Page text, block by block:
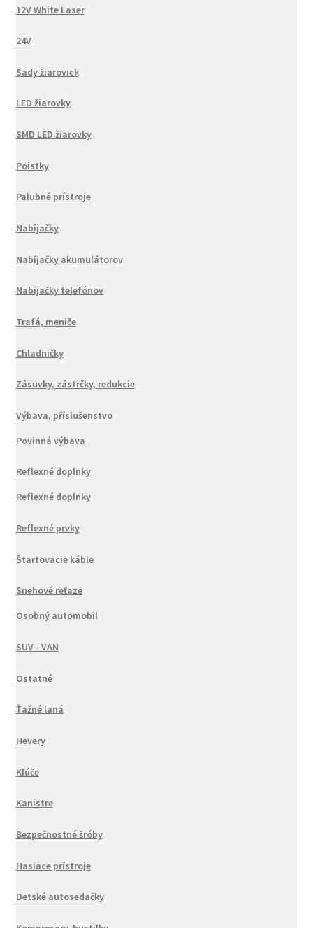
12V White Laser
24V
Sady žiaroviek
LED žiarovky
SMD LED žiarovky
Poistky
Palubné prístroje
Nabíjačky
Nabíjačky akumulátorov
Nabíjačky telefónov
Trafá, meniče
Chladničky
Zásuvky, zástrčky, redukcie
Výbava, příslušenstvo
Povinná výbava
Reflexné doplnky
Reflexné doplnky
Reflexné prvky
Štartovacie káble
Snehové reťaze
Osobný automobil
SUV - VAN
Ostatné
Ťažné laná
Hevery
Kľúče
Kanistre
Bezpečnostné šróby
Hasiace prístroje
Detské autosedačky